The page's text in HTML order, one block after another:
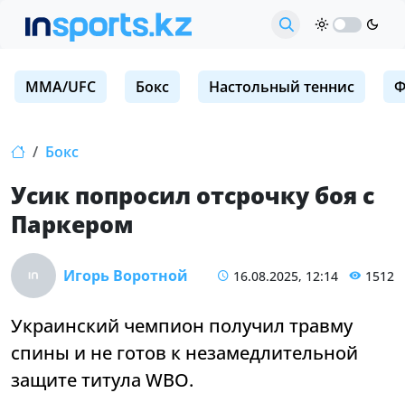
MMA/UFC Бокс Настольный теннис
Бокс
Усик попросил отсрочку боя с
Паркером
Игорь Воротной 16.08.2025, 12:14 1512
Украинский чемпион получил травму
спины и не готов к незамедлительной
защите титула WBO.